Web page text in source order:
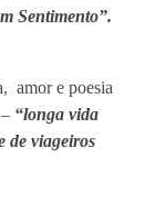
Sentimento”.
amor e poesia
“longa vida
de viageiros